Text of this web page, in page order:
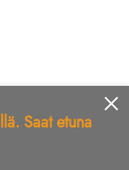
Saat etuna